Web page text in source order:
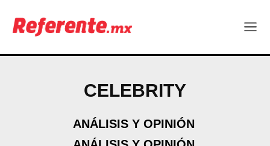
CELEBRITY
ANÁLISIS Y OPINIÓN